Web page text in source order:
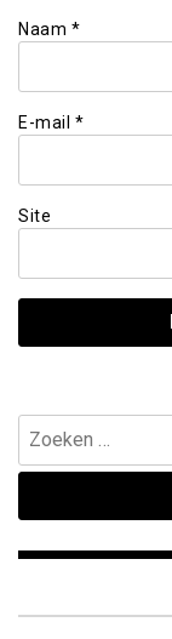
Naam *
E-mail *
Site
Zoeken
naar: